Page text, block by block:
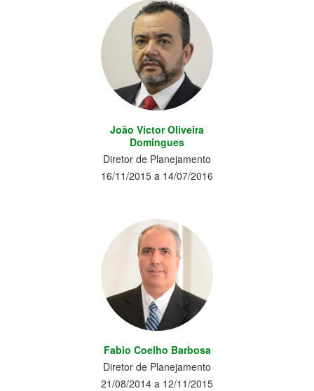
João Victor Oliveira
Domingues
Diretor de Planejamento
16/11/2015 a 14/07/2016
Fabio Coelho Barbosa
Diretor de Planejamento
21/08/2014 a 12/11/2015